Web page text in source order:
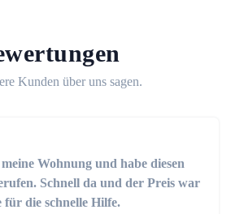
Kunden über uns sagen.
Wohnung und habe diesen
Schnell da und der Preis war
für die schnelle Hilfe.